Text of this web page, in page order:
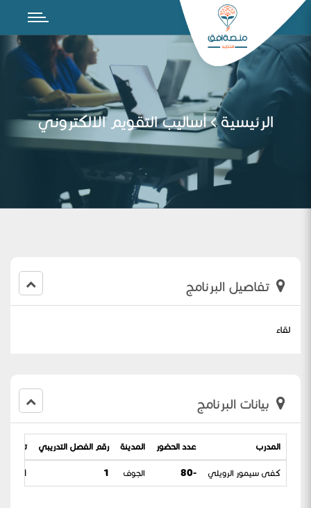
الرئيسية أساليب التقويم الالكتروني
تفاصيل البرنامج
لقاء
بيانات البرنامج
المدرب عدد الحضور المدينة رقم الفصل التدريبي تاريخ
كفى سيمور الرويلي -80 الجوف 1
02-1443